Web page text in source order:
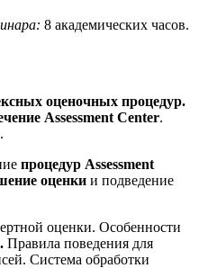
8 академических часов.
оценочных процедур.
Assessment Center.
процедур Assessment
оценки и подведение
оценки. Особенности
Правила поведения для
Система обработки